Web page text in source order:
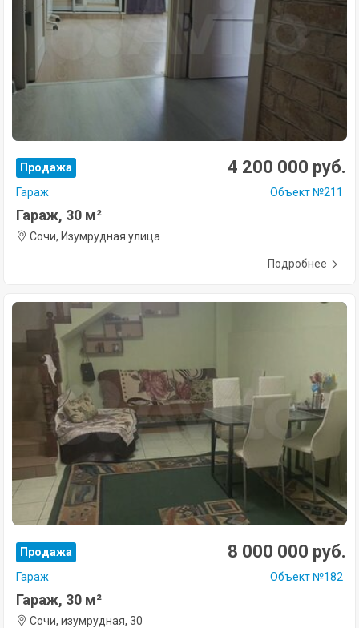
Продажа 4 200 000 руб.
Гараж Объект №211
Гараж, 30 м²
Сочи, Изумрудная улица
Подробнее
Продажа 8 000 000 руб.
Гараж Объект №182
Гараж, 30 м²
Сочи, изумрудная, 30